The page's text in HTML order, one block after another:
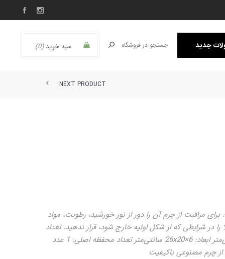
سبد خرید (0) جدید
NEXT PRODUCT
مراقبت از چرم آن را دور از نور خورشید، رطوبت، مواد
در شرایطی که از شکل اولیه خارج شود، قرار ندهید. تعداد
جیب داخلی: 1 عدد زیپ‌دار ارتفاع بند: 24 سانتی‌متر ابعاد: 26x20×6 سانتی‌متر تعداد محفظه اصلی: 1 عدد
چرم مصنوعی باکیفیت